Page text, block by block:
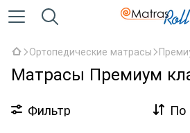
Ортопедические матрасы
Матрасы Премиум
Фильтр По